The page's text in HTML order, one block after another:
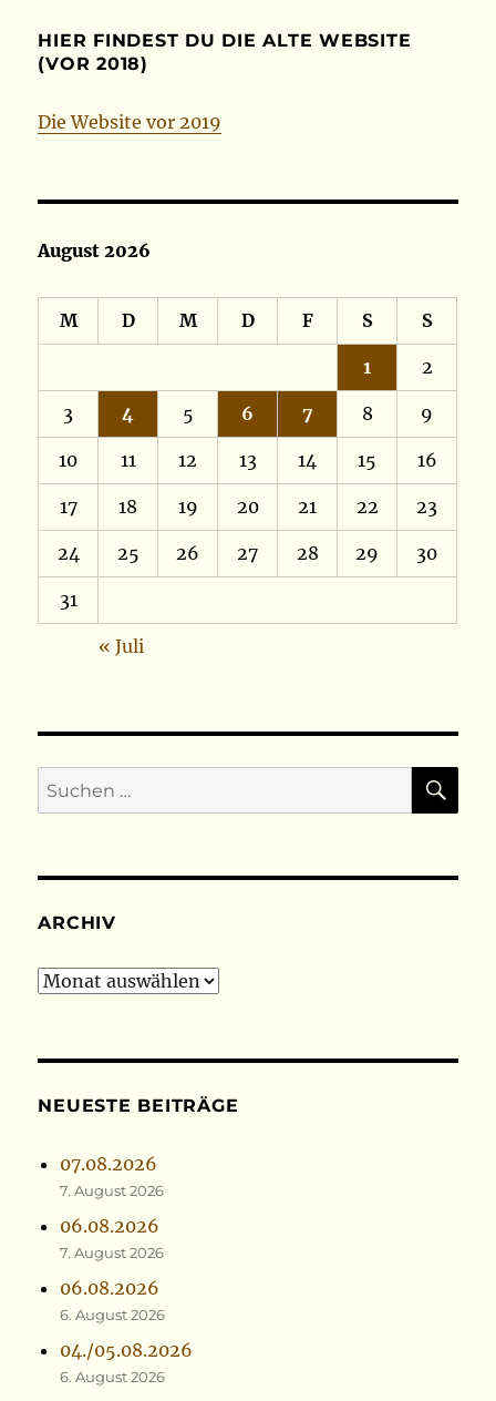
HIER FINDEST DU DIE ALTE WEBSITE
(VOR 2018)
Die Website vor 2019
August 2026
M D M D F S S
1 2
3 4 5 6 7 8 9
10 11 12 13 14 15 16
17 18 19 20 21 22 23
24 25 26 27 28 29 30
31
« Juli
Suchen
nach:
ARCHIV
Archiv
NEUESTE BEITRÄGE
07.08.2026
7. August 2026
06.08.2026
7. August 2026
06.08.2026
6. August 2026
04./05.08.2026
6. August 2026